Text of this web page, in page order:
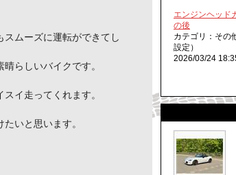
ムーズに運転ができてし
らしいバイクです。
イ走ってくれます。
いと思います。
エンジンヘッド
の後
カテゴリ：その
設定）
2026/03/24